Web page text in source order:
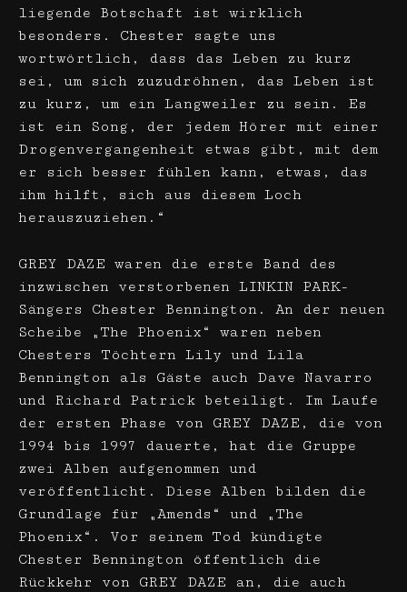
liegende Botschaft ist wirklich
besonders. Chester sagte uns
wortwörtlich, dass das Leben zu kurz
sei, um sich zuzudröhnen, das Leben ist
zu kurz, um ein Langweiler zu sein. Es
ist ein Song, der jedem Hörer mit einer
Drogenvergangenheit etwas gibt, mit dem
er sich besser fühlen kann, etwas, das
ihm hilft, sich aus diesem Loch
herauszuziehen.“
GREY DAZE waren die erste Band des
inzwischen verstorbenen LINKIN PARK-
Sängers Chester Bennington. An der neuen
Scheibe „The Phoenix“ waren neben
Chesters Töchtern Lily und Lila
Bennington als Gäste auch Dave Navarro
und Richard Patrick beteiligt. Im Laufe
der ersten Phase von GREY DAZE, die von
1994 bis 1997 dauerte, hat die Gruppe
zwei Alben aufgenommen und
veröffentlicht. Diese Alben bilden die
Grundlage für „Amends“ und „The
Phoenix“. Vor seinem Tod kündigte
Chester Bennington öffentlich die
Rückkehr von GREY DAZE an, die auch